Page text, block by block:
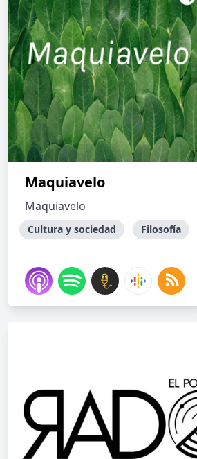
Maquiavelo
Maquiavelo
Cultura y sociedad Filosofía